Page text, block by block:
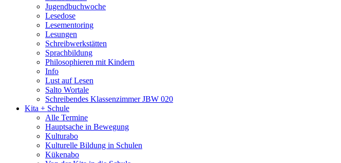
Jugendbuchwoche
Lesedose
Lesementoring
Lesungen
Schreibwerkstätten
Sprachbildung
Philosophieren mit Kindern
Info
Lust auf Lesen
Salto Wortale
Schreibendes Klassenzimmer JBW 020
Kita + Schule
Alle Termine
Hauptsache in Bewegung
Kulturabo
Kulturelle Bildung in Schulen
Kükenabo